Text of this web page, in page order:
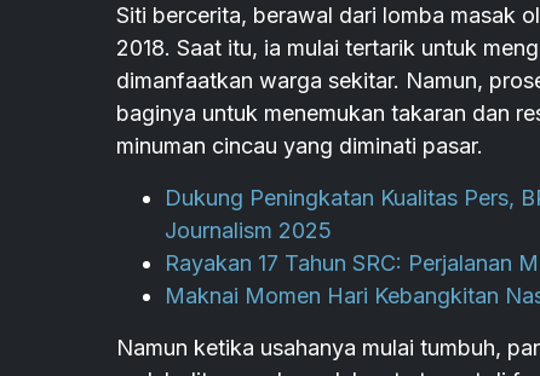
Siti bercerita, berawal dari lomba masak
2018. Saat itu, ia mulai tertarik untuk
dimanfaatkan warga sekitar. Namun,
baginya untuk menemukan takaran dan
minuman cincau yang diminati pasar.
Dukung Peningkatan Kualitas Pers,
Journalism 2025
Rayakan 17 Tahun SRC: Perjalanan
Maknai Momen Hari Kebangkitan
Namun ketika usahanya mulai tumbuh,